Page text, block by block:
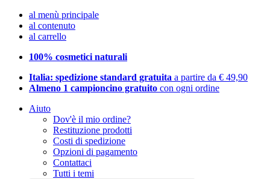
al menù principale
al contenuto
al carrello
100% cosmetici naturali
Italia: spedizione standard gratuita a partire da € 49,90
Almeno 1 campioncino gratuito con ogni ordine
Aiuto
Dov'è il mio ordine?
Restituzione prodotti
Costi di spedizione
Opzioni di pagamento
Contattaci
Tutti i temi